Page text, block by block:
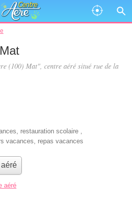
(100) Mat", centre aéré situé rue de la
, restauration scolaire ,
vacances, repas vacances
aéré